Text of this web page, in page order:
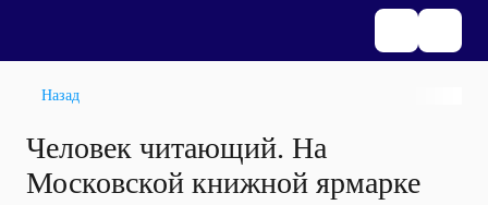
Назад
Человек читающий. На
Московской книжной ярмарке